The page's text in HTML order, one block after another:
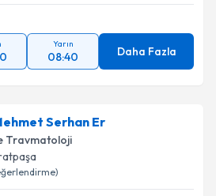
kabul ediyorum.
Talebini Gönder
Yarın
08:40 Daha Fazla
Serhan Er
Travmatoloji